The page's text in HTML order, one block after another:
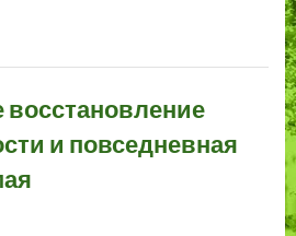
и повседневная